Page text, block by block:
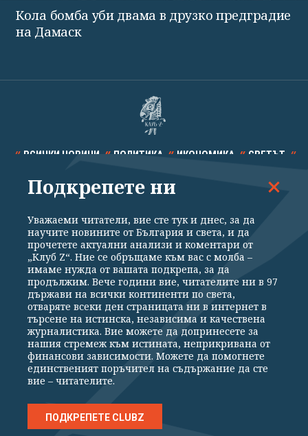
Кола бомба уби двама в друзко предградие
на Дамаск
ВСИЧКИ НОВИНИ ПОЛИТИКА ИКОНОМИКА СВЕТЪТ
СПОРТ КУЛТУРА ТЕХНОЛОГИИ КАЛЕЙДОСКОП
Общи условия
Политика за поверителност
Реклама
Партньори Контакти
За Клуб Z
Екип
Подкрепете ни
Издател на www.clubz.bg е „Клуб Зебра Медия“ ЕООД, София, ул. "Алеко
Константинов" 3. Всички права запазени 2026 „Клуб Зебра Медия“
Препечатването на материали, снимки и видео от www.clubz.bg без
разрешение ще бъде преследвано по съдебен път, съгласно
ОБЩИТЕ УСЛОВИЯ
Подкрепете ни
Уважаеми читатели, вие сте тук и днес, за да
научите новините от България и света, и да
прочетете актуални анализи и коментари от
„Клуб Z“. Ние се обръщаме към вас с молба –
имаме нужда от вашата подкрепа, за да
продължим. Вече години вие, читателите ни в 97
държави на всички континенти по света,
отваряте всеки ден страницата ни в интернет в
търсене на истинска, независима и качествена
журналистика. Вие можете да допринесете за
нашия стремеж към истината, неприкривана от
финансови зависимости. Можете да помогнете
единственият поръчител на съдържание да сте
вие – читателите.
ПОДКРЕПЕТЕ CLUBZ